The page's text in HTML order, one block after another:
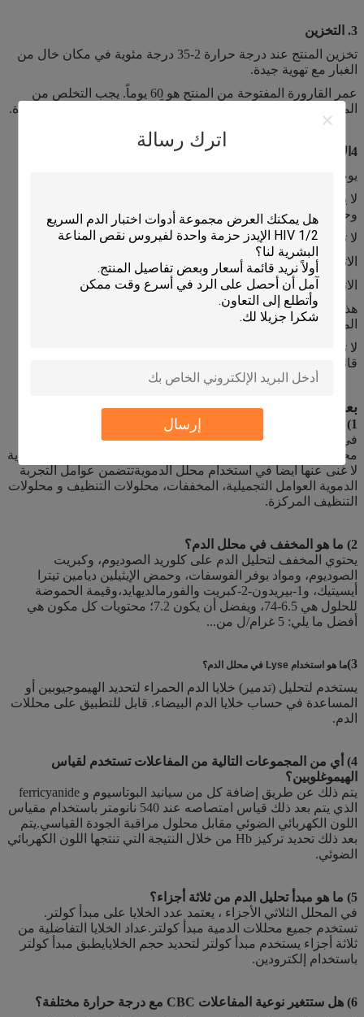
اترك رسالة
إرسال
3. التخزين
تخزين المنتج عند درجة حرارة 2-35 درجة مئوية في مكان خال من
الغبار مع تهوية جيدة.
عمر القارورة المفتوحة من المنتج هو 60 يوماً. يجب التخلص من
المفاعلات غير المستخدمة بعد 60 يوماً. لا تخلط بقايا مع علبة جديدة.
4الاحتياطات
يوصى بإعادة معايرة عند تغيير مصدر المفاعلات.
لا يوصى باستخدام علامات تجارية مختلفة من المحلول معًا في
وحدة تحليل واحدة.
لا تبتلعها، وتجنب الاتصال بالجلد والعيون.
الاتصال بالجلد: اغسل بالكمية الكافية من الماء.
الاتصال بالعين: اغسل بالمياه بكثرة. اطلب المساعدة الطبية فوراً.
هذه المجموعة مخصصة للمحترفين واستخدام التشخيص في
المختبر فقط.
لا تضع الماء المقطر على المحلل أبداً (باستثناء النظافة من أجل
قائمة الشحن) ، وإلا فقد تتلف الوحدة الهوائية بشكل خطير.
بعض أسئلة المنتج التي قد ترغب في طرحها:
1) ما هي المواد التي تستخدم في تحليل الدم؟
في الوقت الحاضر ، يمكن تقسيم محللات الدم في السوق إلى
محللات الدم من 3 أجزاء ومحللات الدم من 5 أجزاء.تجريبات الدموية
لا غنى عنها أيضا في استخدام محلل الدمويةتتضمن عوامل التجربة
الدموية العوامل التجميلية، المخففات، محلولات التنظيف و محلولات
التنظيف المركزة.
2) ما هو المخفف في محلل الدم؟
يحتوي المخفف لتحليل الدم على كلوريد الصوديوم، وكبريت
الصوديوم، ومواد بوفر الفوسفات، وحمض الإيثيلين ديامين تيترا
أيسيتيك، و1-بيريدون-2-كبريت والفورمالديهايد،وقيمة الحموضة
للحلول هي 6.5-74، ويفضل أن يكون 7.2؛ محتويات كل مكون هي
أفضل ما يلي: 5 غرام/ل من...
3) ما هو استخدام Lyse في محلل الدم؟
يستخدم لتحليل (تدمير) خلايا الدم الحمراء لتحديد الهيموجيوبين أو
المساعدة في حساب خلايا الدم البيضاء. قابل للتطبيق على محللات
الدم.
4) أي من المجموعات التالية من المفاعلات تستخدم لقياس
الهيموغلوبين؟
يتم ذلك عن طريق إضافة كل من سيانيد البوتاسيوم و ferricyanide
الذي يتم بعد ذلك قياس امتصاصه عند 540 نانومتر باستخدام مقياس
اللون الكهربائي الضوئي مقابل محلول مراقبة الجودة القياسي.يتم
بعد ذلك تحديد تركيز Hb من خلال النتيجة التي تنتجها اللون الكهربائي
الضوئي.
5) ما هو مبدأ تحليل الدم من ثلاثة أجزاء؟
في المحلل الثلاثي الأجزاء ، يعتمد عدد الخلايا على مبدأ كولتر.
تستخدم جميع محللات الدمية مبدأ كولتر.عداد الخلايا التفاضلية من
ثلاثة أجزاء يستخدم مبدأ كولتر لتحديد حجم الخلايايطبق مبدأ كولتر
باستخدام إلكترودين.
6) هل ستتغير نوعية المفاعلات CBC مع درجة حرارة مختلفة؟